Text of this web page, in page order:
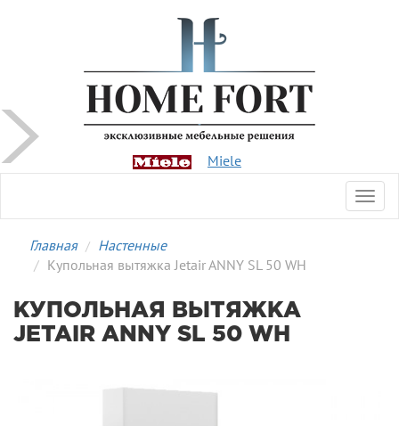
Miele
Главная
Настенные
Купольная вытяжка Jetair ANNY SL 50 WH
КУПОЛЬНАЯ ВЫТЯЖКА
JETAIR ANNY SL 50 WH